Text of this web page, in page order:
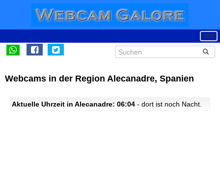
Webcams in der Region Alecanadre, Spanien
Aktuelle Uhrzeit in Alecanadre: 06:04 - dort ist noch Nacht.